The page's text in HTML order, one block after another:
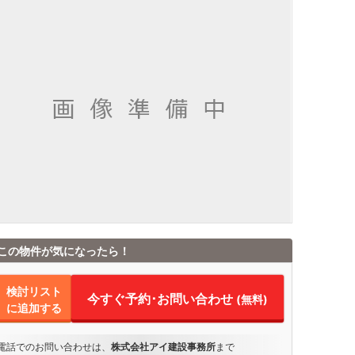
の物件が気になったら！
検討リスト
に追加する
今すぐ予約･お問い合わせ (無料)
話でのお問い合わせは、 株式会社アイ建設事務所まで